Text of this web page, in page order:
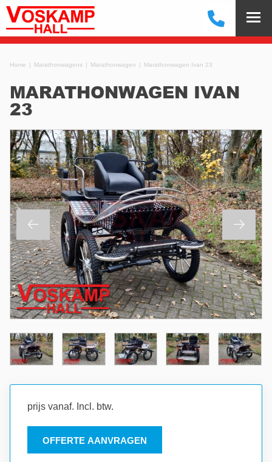
Home Marathonwagens Marathonwagen Marathonwagen Ivan 23
MARATHONWAGEN IVAN
23
OFFERTE AANVRAGEN
prijs vanaf. Incl. btw.